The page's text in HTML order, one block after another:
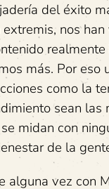
del éxito
nos
más. Por eso
como la
sean las
midan con
de la
alguna vez con